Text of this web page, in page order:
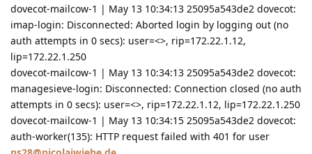
dovecot-mailcow-1 | May 13 10:34:13 25095a543de2 dovecot:
imap-login: Disconnected: Aborted login by logging out (no
auth attempts in 0 secs): user=<>, rip=172.22.1.12,
lip=172.22.1.250
dovecot-mailcow-1 | May 13 10:34:13 25095a543de2 dovecot:
managesieve-login: Disconnected: Connection closed (no auth
attempts in 0 secs): user=<>, rip=172.22.1.12, lip=172.22.1.250
dovecot-mailcow-1 | May 13 10:34:15 25095a543de2 dovecot:
auth-worker(135): HTTP request failed with 401 for user